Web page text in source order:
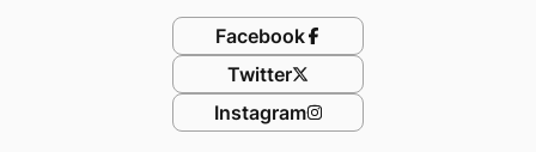
Facebook
Twitter
Instagram